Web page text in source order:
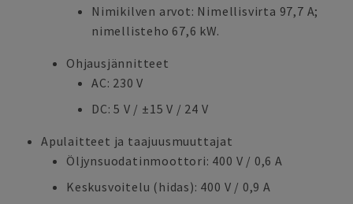
Nimikilven arvot: Nimellisvirta 97,7 A;
nimellisteho 67,6 kW.
Ohjausjännitteet
AC: 230 V
DC: 5 V / ±15 V / 24 V
Apulaitteet ja taajuusmuuttajat
Öljynsuodatinmoottori: 400 V / 0,6 A
Keskusvoitelu (hidas): 400 V / 0,9 A